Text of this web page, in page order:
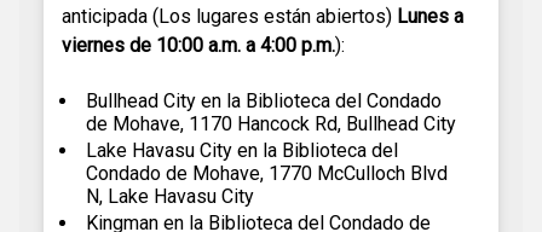
anticipada (Los lugares están abiertos) Lunes a
viernes de 10:00 a.m. a 4:00 p.m.):
Bullhead City en la Biblioteca del Condado
de Mohave, 1170 Hancock Rd, Bullhead City
Lake Havasu City en la Biblioteca del
Condado de Mohave, 1770 McCulloch Blvd
N, Lake Havasu City
Kingman en la Biblioteca del Condado de